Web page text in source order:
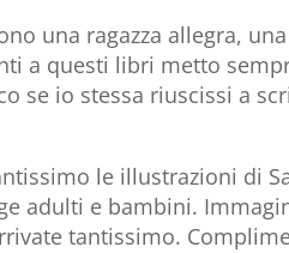
una ragazza allegra,
a questi libri metto
se io stessa riuscissi a
le illustrazioni di
adulti e bambini.
tantissimo.